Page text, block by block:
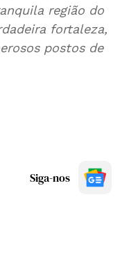
região do
fortaleza,
postos de
Siga-nos